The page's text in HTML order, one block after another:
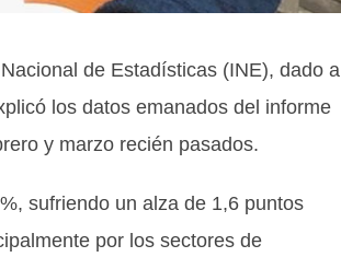
de Estadísticas (INE), dado a
los datos emanados del informe
y marzo recién pasados.
sufriendo un alza de 1,6 puntos
por los sectores de